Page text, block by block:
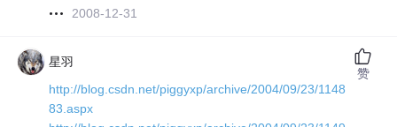
2008-12-31
星羽
http://blog.csdn.net/piggyxp/archive/2004/09/23/1148
83.aspx
赞